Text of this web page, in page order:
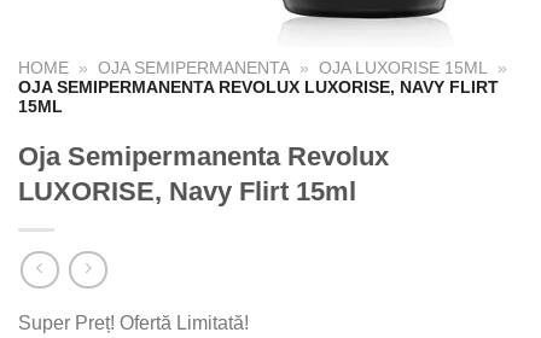
HOME » OJA SEMIPERMANENTA » OJA LUXORISE 15ML »
OJA SEMIPERMANENTA REVOLUX LUXORISE, NAVY FLIRT
15ML
Oja Semipermanenta Revolux
LUXORISE, Navy Flirt 15ml
Super Preț! Ofertă Limitată!